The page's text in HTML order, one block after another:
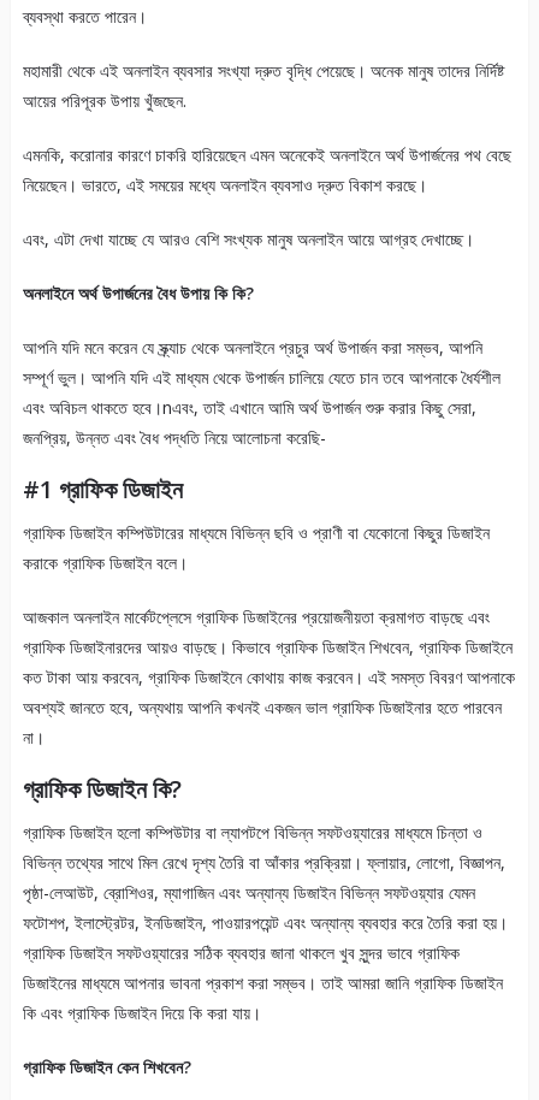
ব্যবস্থা করতে পারেন।
মহামারী থেকে এই অনলাইন ব্যবসার সংখ্যা দ্রুত বৃদ্ধি পেয়েছে। অনেক মানুষ তাদের নির্দিষ্ট
আয়ের পরিপূরক উপায় খুঁজছেন.
এমনকি, করোনার কারণে চাকরি হারিয়েছেন এমন অনেকেই অনলাইনে অর্থ উপার্জনের পথ বেছে
নিয়েছেন। ভারতে, এই সময়ের মধ্যে অনলাইন ব্যবসাও দ্রুত বিকাশ করছে।
এবং, এটা দেখা যাচ্ছে যে আরও বেশি সংখ্যক মানুষ অনলাইন আয়ে আগ্রহ দেখাচ্ছে।
অনলাইনে অর্থ উপার্জনের বৈধ উপায় কি কি?
আপনি যদি মনে করেন যে স্ক্র্যাচ থেকে অনলাইনে প্রচুর অর্থ উপার্জন করা সম্ভব, আপনি
সম্পূর্ণ ভুল। আপনি যদি এই মাধ্যম থেকে উপার্জন চালিয়ে যেতে চান তবে আপনাকে ধৈর্যশীল
এবং অবিচল থাকতে হবে।nএবং, তাই এখানে আমি অর্থ উপার্জন শুরু করার কিছু সেরা,
জনপ্রিয়, উন্নত এবং বৈধ পদ্ধতি নিয়ে আলোচনা করেছি-
#1 গ্রাফিক ডিজাইন
গ্রাফিক ডিজাইন কম্পিউটারের মাধ্যমে বিভিন্ন ছবি ও প্রাণী বা যেকোনো কিছুর ডিজাইন
করাকে গ্রাফিক ডিজাইন বলে।
আজকাল অনলাইন মার্কেটপ্লেসে গ্রাফিক ডিজাইনের প্রয়োজনীয়তা ক্রমাগত বাড়ছে এবং
গ্রাফিক ডিজাইনারদের আয়ও বাড়ছে। কিভাবে গ্রাফিক ডিজাইন শিখবেন, গ্রাফিক ডিজাইনে
কত টাকা আয় করবেন, গ্রাফিক ডিজাইনে কোথায় কাজ করবেন। এই সমস্ত বিবরণ আপনাকে
অবশ্যই জানতে হবে, অন্যথায় আপনি কখনই একজন ভাল গ্রাফিক ডিজাইনার হতে পারবেন
না।
গ্রাফিক ডিজাইন কি?
গ্রাফিক ডিজাইন হলো কম্পিউটার বা ল্যাপটপে বিভিন্ন সফটওয়্যারের মাধ্যমে চিন্তা ও
বিভিন্ন তথ্যের সাথে মিল রেখে দৃশ্য তৈরি বা আঁকার প্রক্রিয়া। ফ্লায়ার, লোগো, বিজ্ঞাপন,
পৃষ্ঠা-লেআউট, ব্রোশিওর, ম্যাগাজিন এবং অন্যান্য ডিজাইন বিভিন্ন সফটওয়্যার যেমন
ফটোশপ, ইলাস্ট্রেটর, ইনডিজাইন, পাওয়ারপয়েন্ট এবং অন্যান্য ব্যবহার করে তৈরি করা হয়।
গ্রাফিক ডিজাইন সফটওয়্যারের সঠিক ব্যবহার জানা থাকলে খুব সুন্দর ভাবে গ্রাফিক
ডিজাইনের মাধ্যমে আপনার ভাবনা প্রকাশ করা সম্ভব। তাই আমরা জানি গ্রাফিক ডিজাইন
কি এবং গ্রাফিক ডিজাইন দিয়ে কি করা যায়।
গ্রাফিক ডিজাইন কেন শিখবেন?